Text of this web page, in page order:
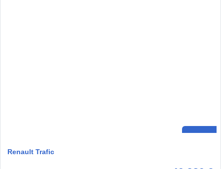
Renault Trafic